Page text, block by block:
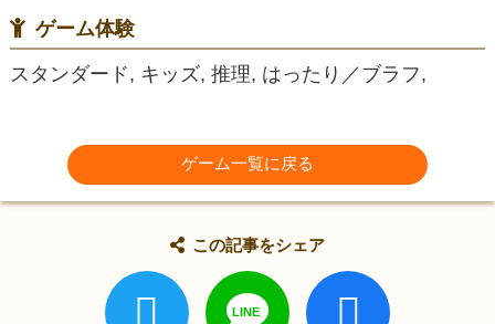
ゲーム体験
スタンダード, キッズ, 推理, はったり／ブラフ,
ゲーム一覧に戻る
この記事をシェア